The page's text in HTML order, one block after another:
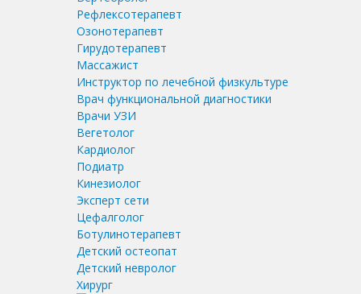
Рефлексотерапевт
Озонотерапевт
Гирудотерапевт
Массажист
Инструктор по лечебной физкультуре
Врач функциональной диагностики
Врачи УЗИ
Вегетолог
Кардиолог
Подиатр
Кинезиолог
Эксперт сети
Цефалголог
Ботулинотерапевт
Детский остеопат
Детский невролог
Хирург